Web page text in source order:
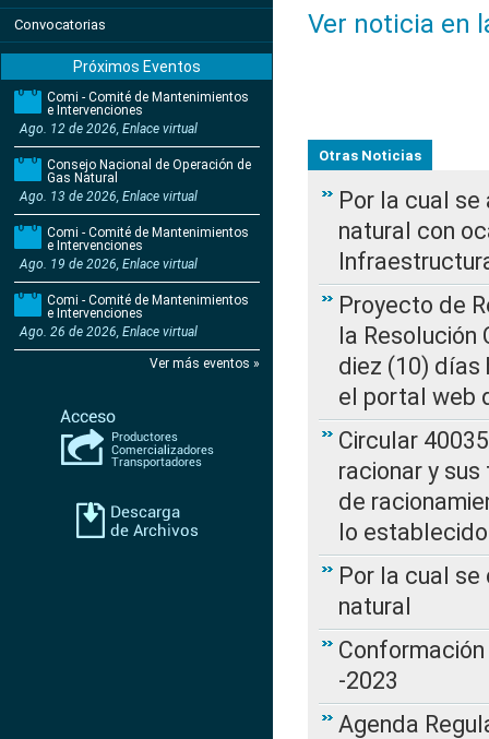
Convocatorias
Próximos Eventos
Comi - Comité de Mantenimientos
e Intervenciones
Ago. 12 de 2026, Enlace virtual
Consejo Nacional de Operación de
Gas Natural
Ago. 13 de 2026, Enlace virtual
Comi - Comité de Mantenimientos
e Intervenciones
Ago. 19 de 2026, Enlace virtual
Comi - Comité de Mantenimientos
e Intervenciones
Ago. 26 de 2026, Enlace virtual
Ver más eventos »
Ver noticia en
Otras Noticias
Por la cual
natural con
Proyecto de
la Resolución
diez (10) días
el portal web
Circular
racionar y
de
lo
Por la cual
natural
-2023
Agenda